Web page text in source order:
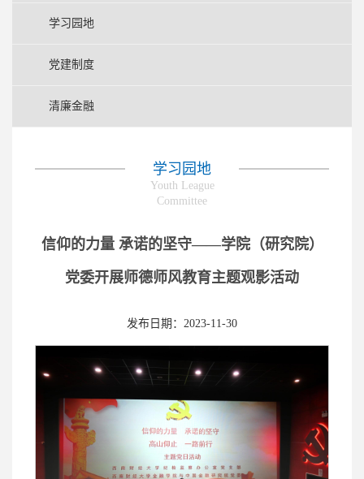
学习园地
党建制度
清廉金融
学习园地
Youth League
Committee
信仰的力量 承诺的坚守——学院（研究院）
党委开展师德师风教育主题观影活动
发布日期：2023-11-30